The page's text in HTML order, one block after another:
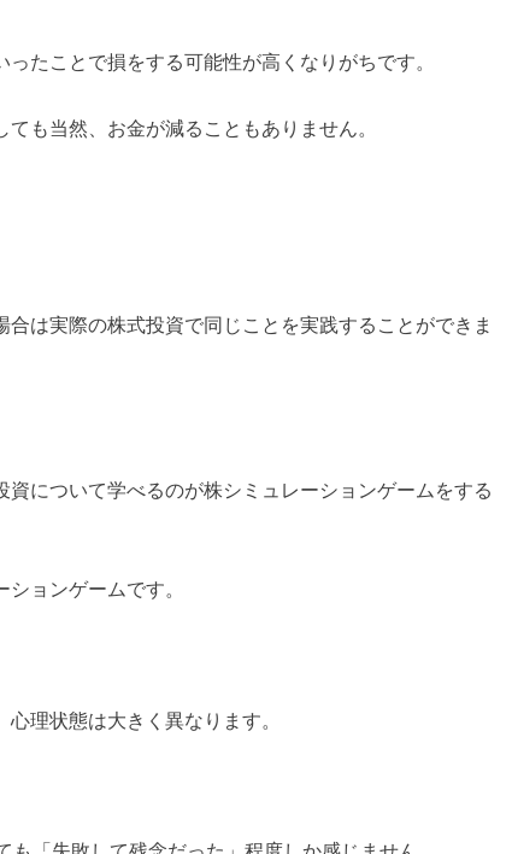
たことで損をする可能性が高くなりがちです。
も当然、お金が減ることもありません。
は実際の株式投資で同じことを実践することができま
について学べるのが株シミュレーションゲームをする
ョンゲームです。
理状態は大きく異なります。